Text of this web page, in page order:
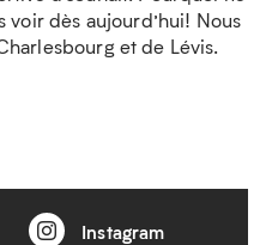
voir dès aujourd’hui! Nous
et de Lévis.
Instagram